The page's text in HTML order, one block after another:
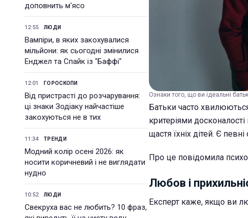
доповнить м'ясо
12:55 ЛЮДИ
Вампіри, в яких закохувалися
мільйони: як сьогодні змінилися
Енджел та Спайк із "Баффі"
12:01 ГОРОСКОПИ
Від пристрасті до розчарування:
ці знаки Зодіаку найчастіше
закохуються не в тих
11:34 ТРЕНДИ
Модний колір осені 2026: як
носити коричневий і не виглядати
нудно
10:52 ЛЮДИ
Свекруха вас не любить? 10 фраз,
Ознаки того, що ви ідеальні
Батьки часто
критеріями
щастя їхніх дітей. Є
Про це повідомила
Любов і
Експерт каже, якщо ви